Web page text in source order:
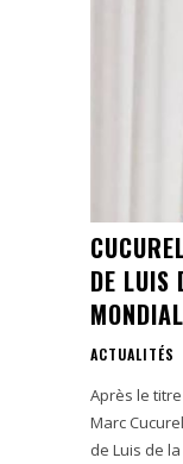
DE LUIS
ACTUALITÉS
Après le
Marc
de Luis de